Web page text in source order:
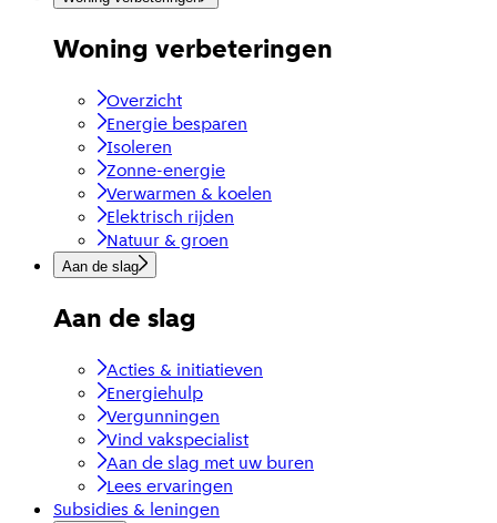
Woning verbeteringen
Overzicht
Energie besparen
Isoleren
Zonne-energie
Verwarmen & koelen
Elektrisch rijden
Natuur & groen
Aan de slag
Aan de slag
Acties & initiatieven
Energiehulp
Vergunningen
Vind vakspecialist
Aan de slag met uw buren
Lees ervaringen
Subsidies & leningen